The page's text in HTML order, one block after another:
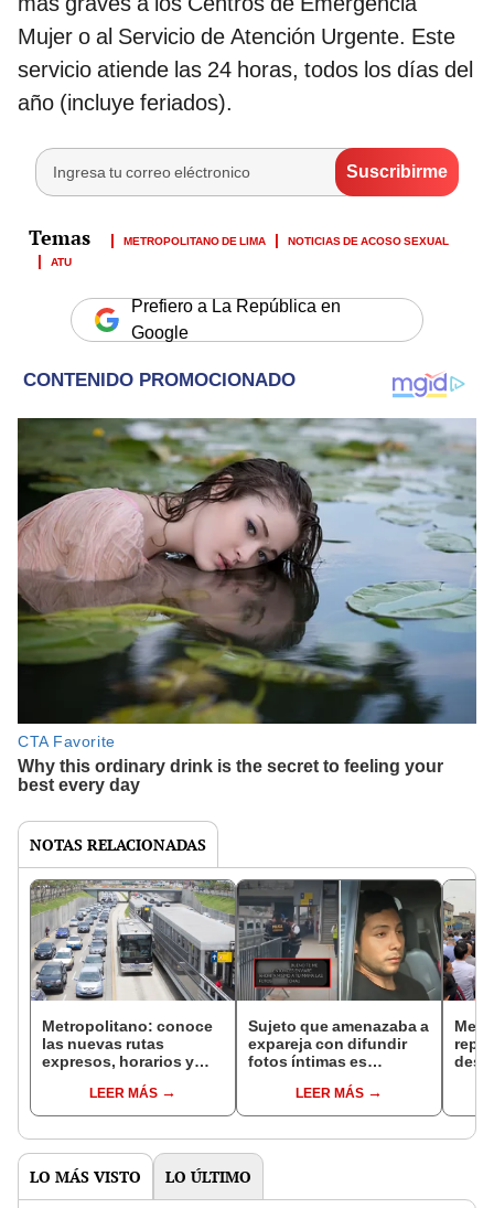
Mujer o al Servicio de Atención Urgente. Este
servicio atiende las 24 horas, todos los días del
año (incluye feriados).
METROPOLITANO DE LIMA
NOTICIAS DE ACOSO SEXUAL
ATU
Prefiero a La República en
Google
NOTAS RELACIONADAS
Metropolitano: conoce
las nuevas rutas
expresos, horarios y
de ATULEER MÁS
Sujeto que amenazaba a
expareja con difundir
fotos íntimas es
Metropolitano
LEER MÁS
LO MÁS VISTO LO ÚLTIMO